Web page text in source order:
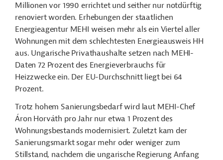
Millionen vor 1990 errichtet und seither nur notdürftig
renoviert worden. Erhebungen der staatlichen
Energieagentur MEHI weisen mehr als ein Viertel aller
Wohnungen mit dem schlechtesten Energieausweis HH
aus. Ungarische Privathaushalte setzen nach MEHI-
Daten 72 Prozent des Energieverbrauchs für
Heizzwecke ein. Der EU-Durchschnitt liegt bei 64
Prozent.
Trotz hohem Sanierungsbedarf wird laut MEHI-Chef
Áron Horváth pro Jahr nur etwa 1 Prozent des
Wohnungsbestands modernisiert. Zuletzt kam der
Sanierungsmarkt sogar mehr oder weniger zum
Stillstand, nachdem die ungarische Regierung Anfang